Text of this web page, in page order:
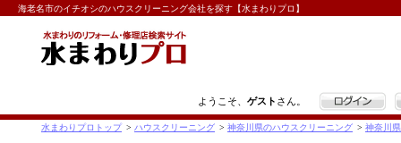
海老名市のイチオシのハウスクリーニング会社を探す【水まわりプロ】
ようこそ、 ゲスト さん。 ログイン
水まわりプロトップ > ハウスクリーニング > 神奈川県のハウスクリーニング > 神奈川